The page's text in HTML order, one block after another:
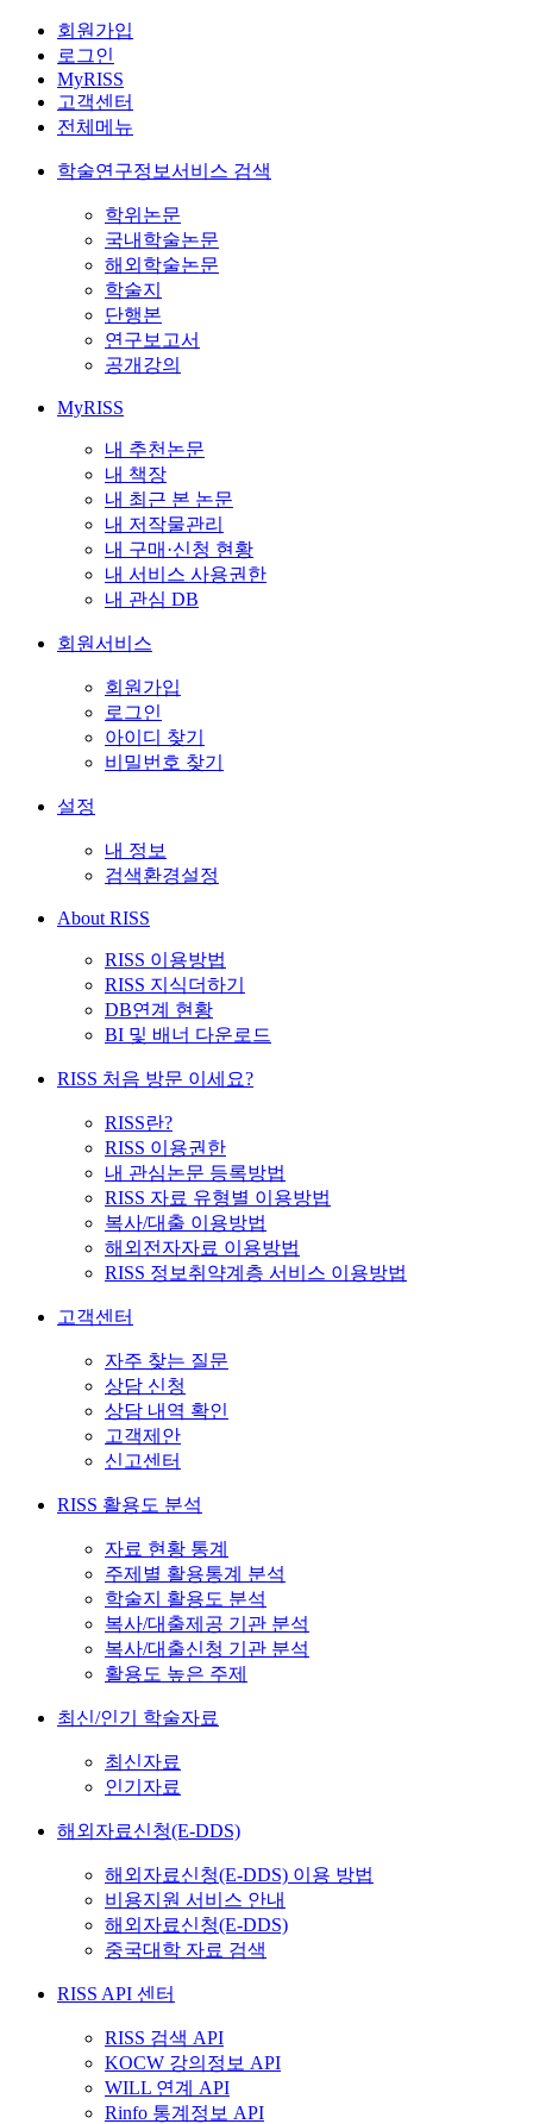
회원가입
로그인
MyRISS
고객센터
전체메뉴
학술연구정보서비스 검색
학위논문
국내학술논문
해외학술논문
학술지
단행본
연구보고서
공개강의
MyRISS
내 추천논문
내 책장
내 최근 본 논문
내 저작물관리
내 구매·신청 현황
내 서비스 사용권한
내 관심 DB
회원서비스
회원가입
로그인
아이디 찾기
비밀번호 찾기
설정
내 정보
검색환경설정
About RISS
RISS 이용방법
RISS 지식더하기
DB연계 현황
BI 및 배너 다운로드
RISS 처음 방문 이세요?
RISS란?
RISS 이용권한
내 관심논문 등록방법
RISS 자료 유형별 이용방법
복사/대출 이용방법
해외전자자료 이용방법
RISS 정보취약계층 서비스 이용방법
고객센터
자주 찾는 질문
상담 신청
상담 내역 확인
고객제안
신고센터
RISS 활용도 분석
자료 현황 통계
주제별 활용통계 분석
학술지 활용도 분석
복사/대출제공 기관 분석
복사/대출신청 기관 분석
활용도 높은 주제
최신/인기 학술자료
최신자료
인기자료
해외자료신청(E-DDS)
해외자료신청(E-DDS) 이용 방법
비용지원 서비스 안내
해외자료신청(E-DDS)
중국대학 자료 검색
RISS API 센터
RISS 검색 API
KOCW 강의정보 API
WILL 연계 API
Rinfo 통계정보 API